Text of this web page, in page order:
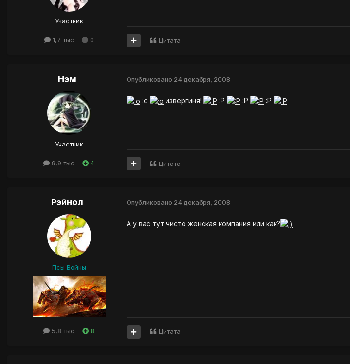
Участник
1,7 тыс 0 Цитата
Нэм
Участник
9,9 тыс 4
Опубликовано 24 декабря, 2008
:o извергиня! :P :P :P
Цитата
Рэйнол
Псы Войны
5,8 тыс 8
Опубликовано 24 декабря, 2008
А у вас тут чисто женская компания или как?
Цитата